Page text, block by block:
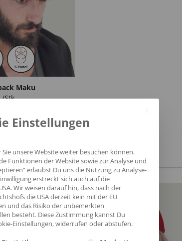
Maku
/Stk.
oder mit recycelte Materialien hergestellt.
Einstellungen
unsere Website weiter besuchen können.
Funktionen der Website sowie zur Analyse und
erlaubst Du uns die Nutzung zu Analyse-
erstreckt sich auch auf die
Wir weisen darauf hin, dass nach der
die USA derzeit kein mit der EU
und das Risiko der unbemerkten
besteht. Diese Zustimmung kannst Du
Einstellungen, widerrufen oder abstufen.